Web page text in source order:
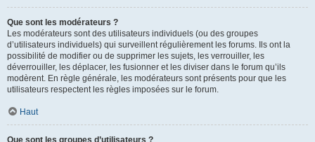
Que sont les modérateurs ?
Les modérateurs sont des utilisateurs individuels (ou des groupes
d’utilisateurs individuels) qui surveillent régulièrement les forums. Ils ont la
possibilité de modifier ou de supprimer les sujets, les verrouiller, les
déverrouiller, les déplacer, les fusionner et les diviser dans le forum qu’ils
modèrent. En règle générale, les modérateurs sont présents pour que les
utilisateurs respectent les règles imposées sur le forum.
Haut
Que sont les groupes d’utilisateurs ?